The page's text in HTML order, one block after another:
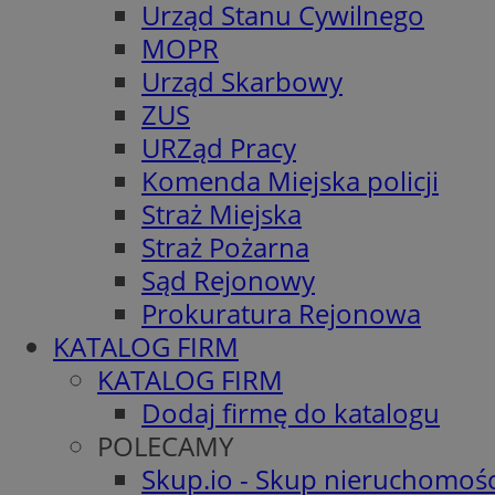
Urząd Stanu Cywilnego
MOPR
Urząd Skarbowy
ZUS
URZąd Pracy
Komenda Miejska policji
Straż Miejska
Straż Pożarna
Sąd Rejonowy
Prokuratura Rejonowa
KATALOG FIRM
KATALOG FIRM
Dodaj firmę do katalogu
POLECAMY
Skup.io - Skup